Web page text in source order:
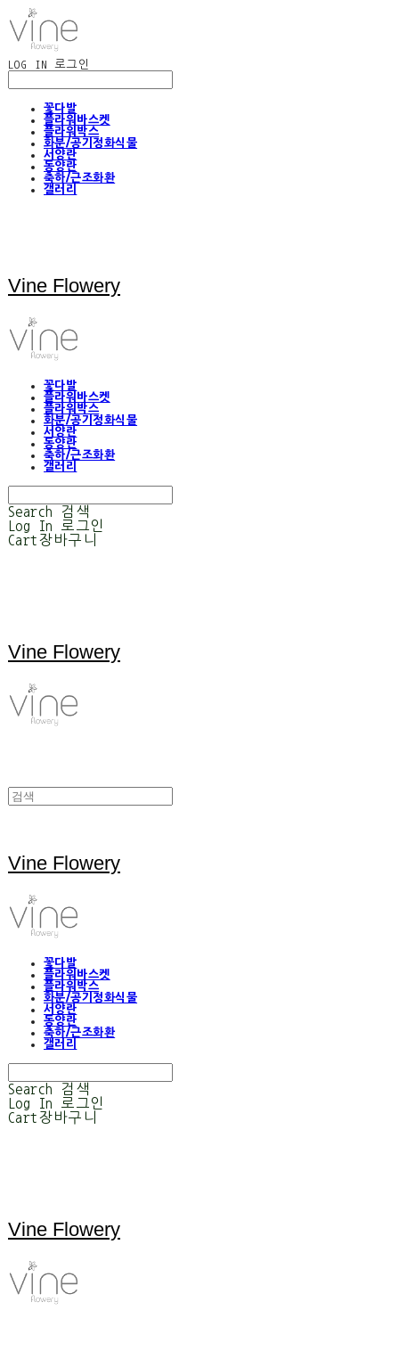
LOG IN 로그인
꽃다발
플라워바스켓
플라워박스
화분/공기정화식물
서양란
동양란
축하/근조화환
갤러리
Vine Flowery
꽃다발
플라워바스켓
플라워박스
화분/공기정화식물
서양란
동양란
축하/근조화환
갤러리
Search
검색
Log In
로그인
Cart장바구니
Vine Flowery
Vine Flowery
꽃다발
플라워바스켓
플라워박스
화분/공기정화식물
서양란
동양란
축하/근조화환
갤러리
Search
검색
Log In
로그인
Cart장바구니
Vine Flowery